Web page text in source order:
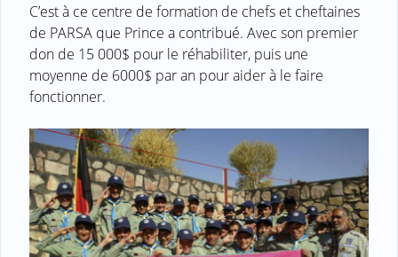
C’est à ce centre de formation de chefs et cheftaines
de PARSA que Prince a contribué. Avec son premier
don de 15 000$ pour le réhabiliter, puis une
moyenne de 6000$ par an pour aider à le faire
fonctionner.